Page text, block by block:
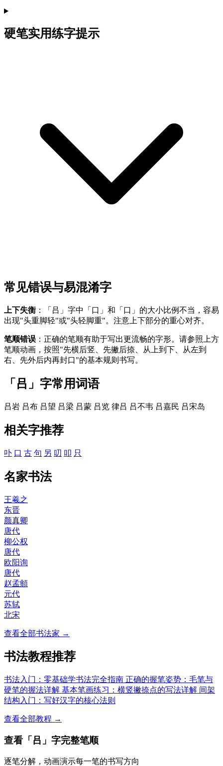
硬笔实用练字提示
常见错误与易混淆字
上下失衡 ：「吕」字中「口」和「口」的大小比例不当，容易
出现"头重脚轻"或"头轻脚重"。注意上下部分的重心对齐。
笔顺错误 ：正确的笔顺有助于写出更流畅的字形。请参照上方
笔顺动画，按照"先横后竖、先撇后捺、从上到下、从左到
右、先外后内再封口"的基本规则书写。
「吕」字常用词语
吕岩 吕布 吕望 吕梁 吕蒙 吕览 律吕 吕不韦 吕嘉民 吕宋岛
相关字推荐
卟 口 古 句 另 叨 叩 只
名家书法
王羲之
东晋
颜真卿
唐代
柳公权
唐代
欧阳询
唐代
赵孟頫
元代
苏轼
北宋
查看全部书法家 →
书法教程推荐
书法入门：零基础学书法完全指南 正确的握笔姿势：毛笔与
硬笔的握法详解 基本笔画练习：横竖撇捺点的写法详解 间架
结构入门：写好汉字的核心法则
查看全部教程 →
查看「吕」字完整笔顺
逐笔分解，动画演示每一笔的书写方向